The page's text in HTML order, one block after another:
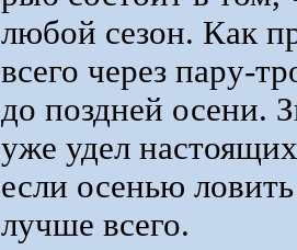
любой сезон. Как
всего через пару-
до поздней осени.
уже удел
если осенью
лучше всего.